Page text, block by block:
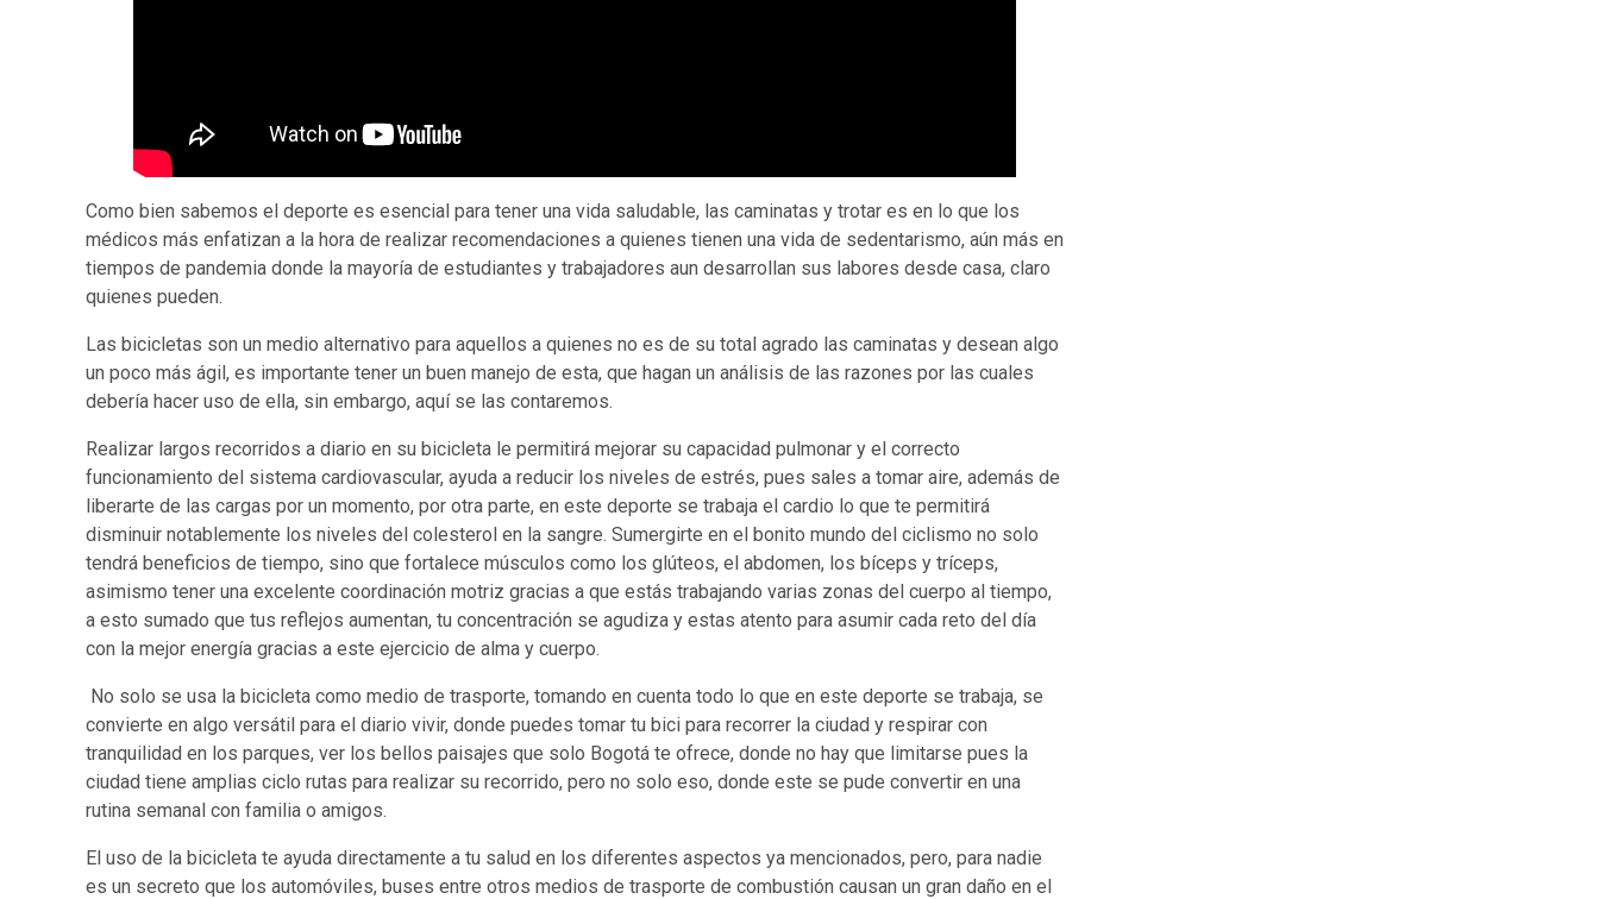
Como bien sabemos el deporte es esencial para tener una vida saludable, las caminatas y trotar es en lo que los
médicos más enfatizan a la hora de realizar recomendaciones a quienes tienen una vida de sedentarismo, aún más en
tiempos de pandemia donde la mayoría de estudiantes y trabajadores aun desarrollan sus labores desde casa, claro
quienes pueden.
Las bicicletas son un medio alternativo para aquellos a quienes no es de su total agrado las caminatas y desean algo
un poco más ágil, es importante tener un buen manejo de esta, que hagan un análisis de las razones por las cuales
debería hacer uso de ella, sin embargo, aquí se las contaremos.
Realizar largos recorridos a diario en su bicicleta le permitirá mejorar su capacidad pulmonar y el correcto
funcionamiento del sistema cardiovascular, ayuda a reducir los niveles de estrés, pues sales a tomar aire, además de
liberarte de las cargas por un momento, por otra parte, en este deporte se trabaja el cardio lo que te permitirá
disminuir notablemente los niveles del colesterol en la sangre. Sumergirte en el bonito mundo del ciclismo no solo
tendrá beneficios de tiempo, sino que fortalece músculos como los glúteos, el abdomen, los bíceps y tríceps,
asimismo tener una excelente coordinación motriz gracias a que estás trabajando varias zonas del cuerpo al tiempo,
a esto sumado que tus reflejos aumentan, tu concentración se agudiza y estas atento para asumir cada reto del día
con la mejor energía gracias a este ejercicio de alma y cuerpo.
No solo se usa la bicicleta como medio de trasporte, tomando en cuenta todo lo que en este deporte se trabaja, se
convierte en algo versátil para el diario vivir, donde puedes tomar tu bici para recorrer la ciudad y respirar con
tranquilidad en los parques, ver los bellos paisajes que solo Bogotá te ofrece, donde no hay que limitarse pues la
ciudad tiene amplias ciclo rutas para realizar su recorrido, pero no solo eso, donde este se pude convertir en una
rutina semanal con familia o amigos.
El uso de la bicicleta te ayuda directamente a tu salud en los diferentes aspectos ya mencionados, pero, para nadie
es un secreto que los automóviles, buses entre otros medios de trasporte de combustión causan un gran daño en el